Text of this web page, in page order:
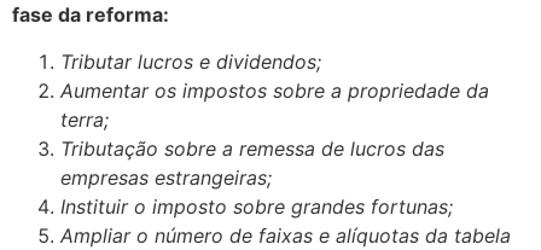
fase da reforma:
Tributar lucros e dividendos;
Aumentar os impostos sobre a propriedade da
terra;
Tributação sobre a remessa de lucros das
empresas estrangeiras;
Instituir o imposto sobre grandes fortunas;
Ampliar o número de faixas e alíquotas da tabela